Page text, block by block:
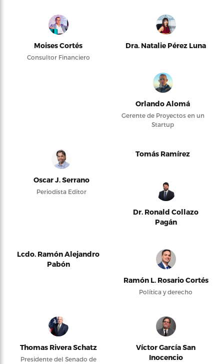
Moises Cortés
Consultor Financiero
Dra. Natalie Pérez Luna
Orlando Alomá
Gerente de Proyectos en un
Startup
Oscar J. Serrano
Periodista Editor
Tomás Ramírez
Dr. Ronald Collazo
Pagán
Lcdo. Ramón Alejandro
Pabón
Ramón L. Rosario Cortés
Política y derecho
Thomas Rivera Schatz
Presidente del Senado de
Víctor García San
Inocencio